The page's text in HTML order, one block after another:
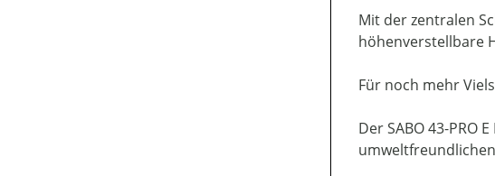
Mit der zentralen
höhenverstellbare
Für noch mehr
Der SABO 43-PRO